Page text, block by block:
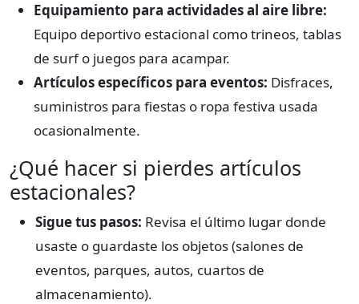
Equipamiento para actividades al aire libre:
Equipo deportivo estacional como trineos, tablas
de surf o juegos para acampar.
Artículos específicos para eventos: Disfraces,
suministros para fiestas o ropa festiva usada
ocasionalmente.
¿Qué hacer si pierdes artículos
estacionales?
Sigue tus pasos: Revisa el último lugar donde
usaste o guardaste los objetos (salones de
eventos, parques, autos, cuartos de
almacenamiento).